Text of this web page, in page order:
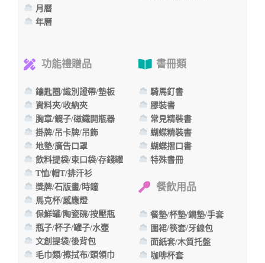
月曆
年曆
功能禮贈品
鑰匙圈/識別證帶/墊板
資料夾/收納夾
胸章/鏡子/磁鐵開瓶器
掛牌/吊卡牌/吊飾
地墊/廣告口罩
飲料提袋/束口袋/存錢罐
T恤/帽T/排汗衫
獎牌/石版畫/時鐘
馬克杯/感應燈
保鮮罐/陶瓷碗/按壓瓶
瓶子/杯子/罐子/水壺
文創提袋/後背包
毛巾類/擦拭布/頭領巾
書冊類
騎馬釘書
膠裝書
常見精裝書
蝴蝶精裝書
蝴蝶摺口書
特殊書冊
餐飲用品
餐墊/杯墊/鍋墊/手套
圍裙/筷套/牙線包
面紙套/木質托盤
咖啡杯套